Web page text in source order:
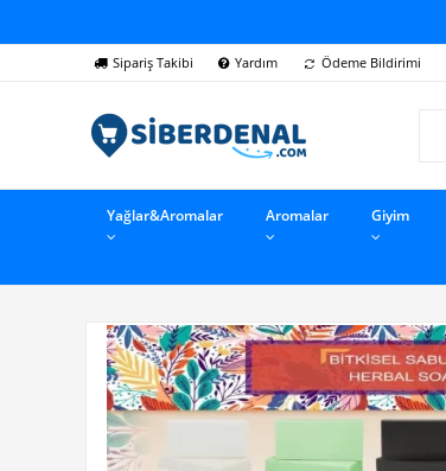
Sipariş Takibi Yardım Ödeme Bildirimi
Yağlar&Aromalar Aromalar Giyim